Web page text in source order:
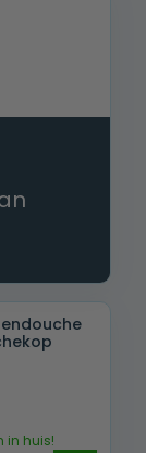
in huis!